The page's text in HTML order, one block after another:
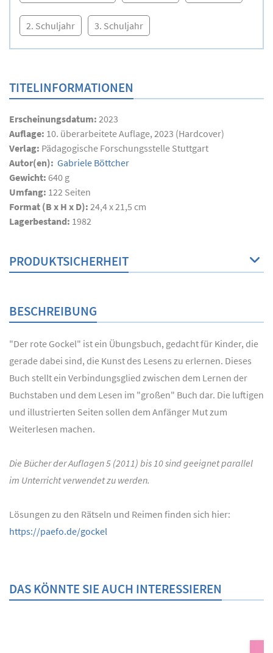
2. Schuljahr 3. Schuljahr
TITELINFORMATIONEN
Erscheinungsdatum: 2023
Auflage: 10. überarbeitete Auflage, 2023 (Hardcover)
Verlag: Pädagogische Forschungsstelle Stuttgart
Autor(en): Gabriele Böttcher
Gewicht: 640 g
Umfang: 122 Seiten
Format (B x H x D): 24,4 x 21,5 cm
Lagerbestand: 1982
PRODUKTSICHERHEIT
BESCHREIBUNG
"Der rote Gockel" ist ein Übungsbuch, gedacht für Kinder, die
gerade dabei sind, die Kunst des Lesens zu erlernen. Dieses
Buch stellt ein Verbindungsglied zwischen dem Lernen der
Buchstaben und dem Lesen im "großen" Buch dar. Die luftigen
und illustrierten Seiten sollen dem Anfänger Mut zum
Weiterlesen machen.
Die Bücher der Auflagen 5 (2011) bis 10 sind geeignet parallel
im Unterricht verwendet zu werden.
Lösungen zu den Rätseln und Reimen finden sich hier:
https://paefo.de/gockel
DAS KÖNNTE SIE AUCH INTERESSIEREN